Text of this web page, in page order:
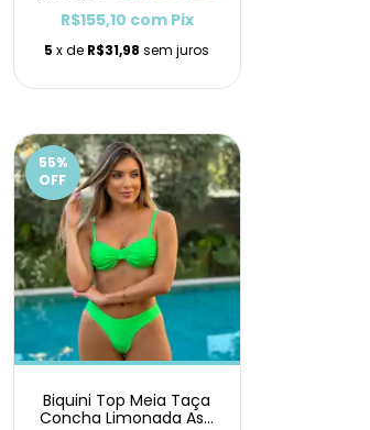
R$155,10 com Pix
5 x de R$31,98 sem juros
55%
OFF
Biquini Top Meia Taça
Concha Limonada Asa